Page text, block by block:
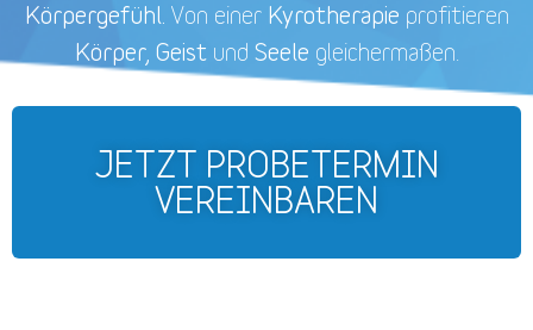
Körpergefühl. Von einer Kyrotherapie profitieren
Körper, Geistund Seele gleichermaßen.
JETZT PROBETERMIN
VEREINBAREN